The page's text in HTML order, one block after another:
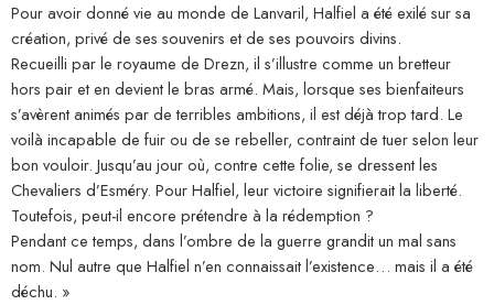
Pour avoir donné vie au monde de Lanvaril, Halfiel a été exilé sur sa
création, privé de ses souvenirs et de ses pouvoirs divins.
Recueilli par le royaume de Drezn, il s’illustre comme un bretteur
hors pair et en devient le bras armé. Mais, lorsque ses bienfaiteurs
s’avèrent animés par de terribles ambitions, il est déjà trop tard. Le
voilà incapable de fuir ou de se rebeller, contraint de tuer selon leur
bon vouloir. Jusqu’au jour où, contre cette folie, se dressent les
Chevaliers d’Esméry. Pour Halfiel, leur victoire signifierait la liberté.
Toutefois, peut-il encore prétendre à la rédemption ?
Pendant ce temps, dans l’ombre de la guerre grandit un mal sans
nom. Nul autre que Halfiel n’en connaissait l’existence… mais il a été
déchu. »